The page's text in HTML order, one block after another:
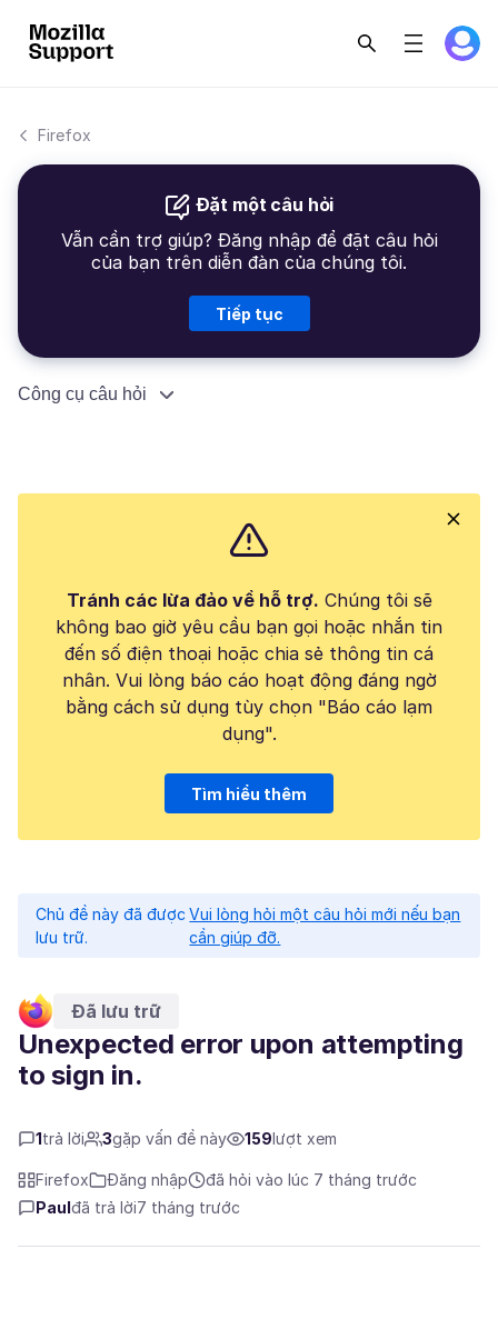
Firefox
Đặt một câu hỏi
Vẫn cần trợ giúp? Đăng nhập để đặt câu hỏi
của bạn trên diễn đàn của chúng tôi.
Tiếp tục
Công cụ câu hỏi
Tránh các lừa đảo về hỗ trợ. Chúng tôi sẽ
không bao giờ yêu cầu bạn gọi hoặc nhắn tin
đến số điện thoại hoặc chia sẻ thông tin cá
nhân. Vui lòng báo cáo hoạt động đáng ngờ
bằng cách sử dụng tùy chọn "Báo cáo lạm
dụng".
Tìm hiểu thêm
Chủ đề này đã được
lưu trữ.
Vui lòng hỏi một câu hỏi mới nếu bạn
cần giúp đỡ.
Đã lưu trữ
Unexpected error upon attempting
to sign in.
1trả lời 3gặp vấn đề này 159lượt xem
Firefox Đăng nhập
đã hỏi vào lúc 7 tháng trước
Paulđã trả lời7 tháng trước